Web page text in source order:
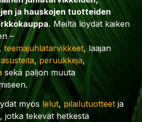
ja hauskojen tuotteiden
Meiltä löydät kaiken
–
,teemajuhlatarvikkeet, laajan
, peruukkeja,
sekä paljon muuta
myös lelut,pilailutuotteet ja
, jotka tekevät hetkestä